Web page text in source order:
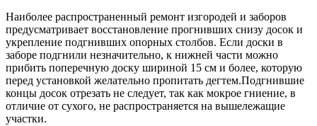
Наиболее распространенный ремонт изгородей и заборов
предусматривает восстановление прогнивших снизу досок и
укрепление подгнивших опорных столбов. Если доски в
заборе подгнили незначительно, к нижней части можно
прибить поперечную доску шириной 15 см и более, которую
перед установкой желательно пропитать дегтем.Подгнившие
концы досок отрезать не следует, так как мокрое гниение, в
отличие от сухого, не распространяется на вышележащие
участки.